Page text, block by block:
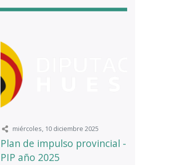
miércoles, 10 diciembre 2025
Plan de impulso provincial -
PIP año 2025